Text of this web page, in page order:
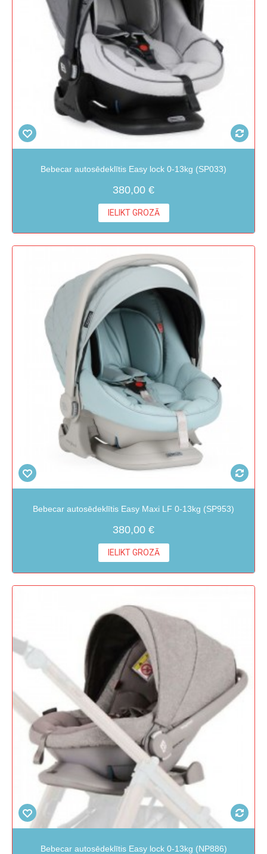
Bebecar autosēdeklītis Easy lock 0-13kg (SP033)
380,00 €
IELIKT GROZĀ
Bebecar autosēdeklītis Easy Maxi LF 0-13kg (SP953)
380,00 €
IELIKT GROZĀ
Bebecar autosēdeklītis Easy lock 0-13kg (NP886)